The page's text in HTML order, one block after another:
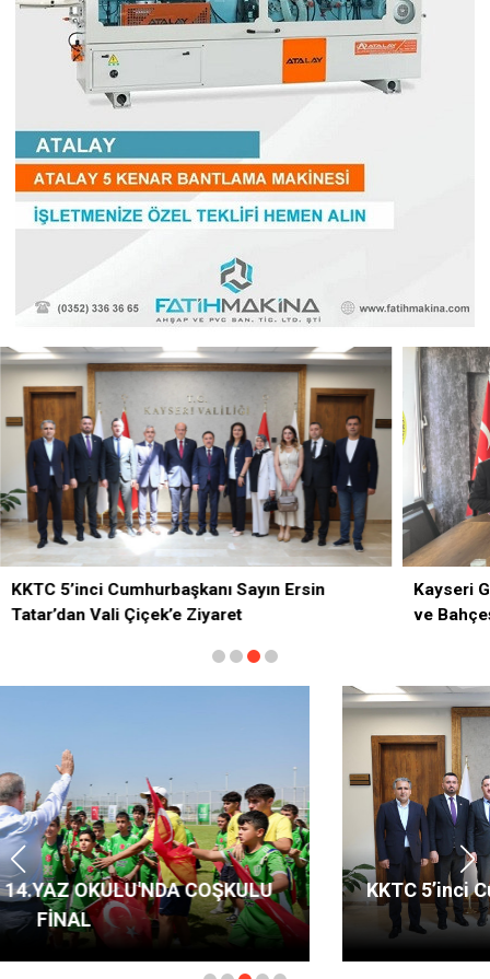
KKTC 5’inci Cumhurbaşkanı Sayın Ersin
Tatar’dan Vali Çiçek’e Ziyaret
Kayseri
ve
KKTC 5’inci Cumhurbaşkanı Sayın Ersin Tatar’dan
Vali Çiçek’e Ziyaret